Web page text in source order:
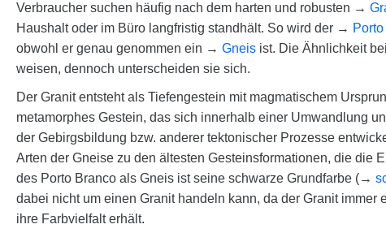
Verbraucher suchen häufig nach dem harten und robusten →
Haushalt oder im Büro langfristig standhält. So wird der →
obwohl er genau genommen ein → Gneis ist. Die Ähnlichkeit
weisen, dennoch unterscheiden sie sich.
Der Granit entsteht als Tiefengestein mit magmatischem
metamorphes Gestein, das sich innerhalb einer Umwandlung
der Gebirgsbildung bzw. anderer tektonischer Prozesse
Arten der Gneise zu den ältesten Gesteinsformationen, die die
des Porto Branco als Gneis ist seine schwarze Grundfarbe (→
dabei nicht um einen Granit handeln kann, da der Granit
ihre Farbvielfalt erhält.